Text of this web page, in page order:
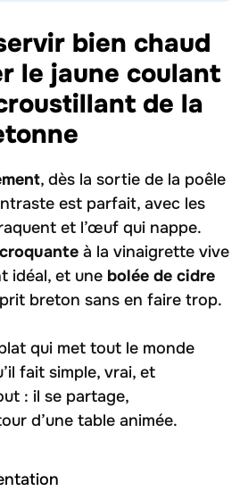
bien chaud
le jaune coulant
de la
, dès la sortie de la poêle
est parfait, avec les
et l’œuf qui nappe.
à la vinaigrette vive
idéal, et une bolée de cidre
breton sans en faire trop.
qui met tout le monde
fait simple, vrai, et
: il se partage,
d’une table animée.